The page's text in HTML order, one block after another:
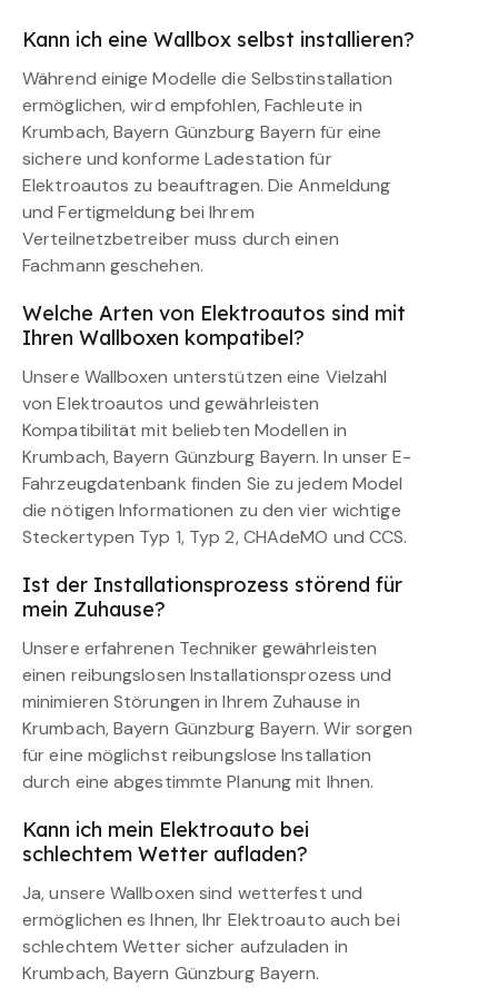
Kann ich eine Wallbox selbst installieren?
Während einige Modelle die Selbstinstallation
ermöglichen, wird empfohlen, Fachleute in
Krumbach, Bayern Günzburg Bayern für eine
sichere und konforme Ladestation für
Elektroautos zu beauftragen. Die Anmeldung
und Fertigmeldung bei Ihrem
Verteilnetzbetreiber muss durch einen
Fachmann geschehen.
Welche Arten von Elektroautos sind mit
Ihren Wallboxen kompatibel?
Unsere Wallboxen unterstützen eine Vielzahl
von Elektroautos und gewährleisten
Kompatibilität mit beliebten Modellen in
Krumbach, Bayern Günzburg Bayern. In unser E-
Fahrzeugdatenbank finden Sie zu jedem Model
die nötigen Informationen zu den vier wichtige
Steckertypen Typ 1, Typ 2, CHAdeMO und CCS.
Ist der Installationsprozess störend für
mein Zuhause?
Unsere erfahrenen Techniker gewährleisten
einen reibungslosen Installationsprozess und
minimieren Störungen in Ihrem Zuhause in
Krumbach, Bayern Günzburg Bayern. Wir sorgen
für eine möglichst reibungslose Installation
durch eine abgestimmte Planung mit Ihnen.
Kann ich mein Elektroauto bei
schlechtem Wetter aufladen?
Ja, unsere Wallboxen sind wetterfest und
ermöglichen es Ihnen, Ihr Elektroauto auch bei
schlechtem Wetter sicher aufzuladen in
Krumbach, Bayern Günzburg Bayern.